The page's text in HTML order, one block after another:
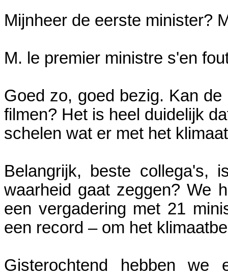
Mijnheer de eerste minister?
M. le premier ministre s'en
Goed zo, goed bezig. Kan
filmen? Het is heel duidelijk
schelen wat er met het
Belangrijk, beste collega's,
waarheid gaat zeggen? We
een vergadering met 21
een record – om het
Gisterochtend hebben